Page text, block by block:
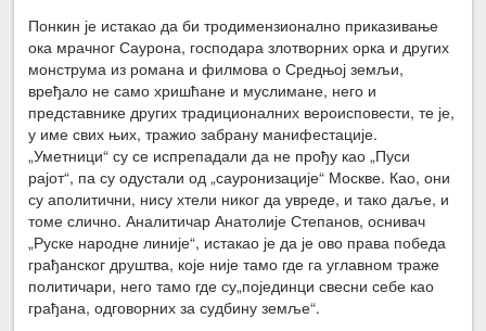
Понкин је истакао да би тродимензионално приказивање
ока мрачног Саурона, господара злотворних орка и других
монструма из романа и филмова о Средњој земљи,
вређало не само хришћане и муслимане, него и
представнике других традиционалних вероисповести, те је,
у име свих њих, тражио забрану манифестације.
„Уметници“ су се испрепадали да не прођу као „Пуси
рајот“, па су одустали од „сауронизације“ Москве. Као, они
су аполитични, нису хтели никог да увреде, и тако даље, и
томе слично. Аналитичар Анатолије Степанов, оснивач
„Руске народне линије“, истакао је да је ово права победа
грађанског друштва, које није тамо где га углавном траже
политичари, него тамо где су„појединци свесни себе као
грађана, одговорних за судбину земље“.